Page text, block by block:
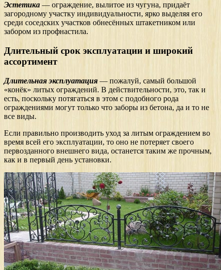
Эстетика — ограждение, вылитое из чугуна, придаёт
загородному участку индивидуальности, ярко выделяя его
среди соседских участков обнесённых штакетником или
забором из профнастила.
Длительный срок эксплуатации и широкий
ассортимент
Длительная эксплуатация — пожалуй, самый большой
«конёк» литых ограждений. В действительности, это, так и
есть, поскольку потягаться в этом с подобного рода
ограждениями могут только что заборы из бетона, да и то не
все виды.
Если правильно производить уход за литым ограждением во
время всей его эксплуатации, то оно не потеряет своего
первозданного внешнего вида, останется таким же прочным,
как и в первый день установки.